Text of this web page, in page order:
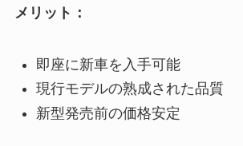
メリット：
即座に新車を入手可能
現行モデルの熟成された品質
新型発売前の価格安定